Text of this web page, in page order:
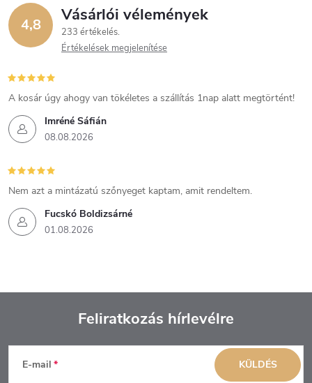
4,8 Vásárlói vélemények
233 értékelés
Értékelések megjelenítése
Imréné Sáfián
08.08.2026
A kosár úgy ahogy van tökéletes a szállítás 1nap alatt megtörtént!
Fucskó Boldizsárné
01.08.2026
Nem azt a mintázatú szőnyeget kaptam, amit rendeltem.
L
Feliratkozás hírlevélre
E-mail KÜLDÉS